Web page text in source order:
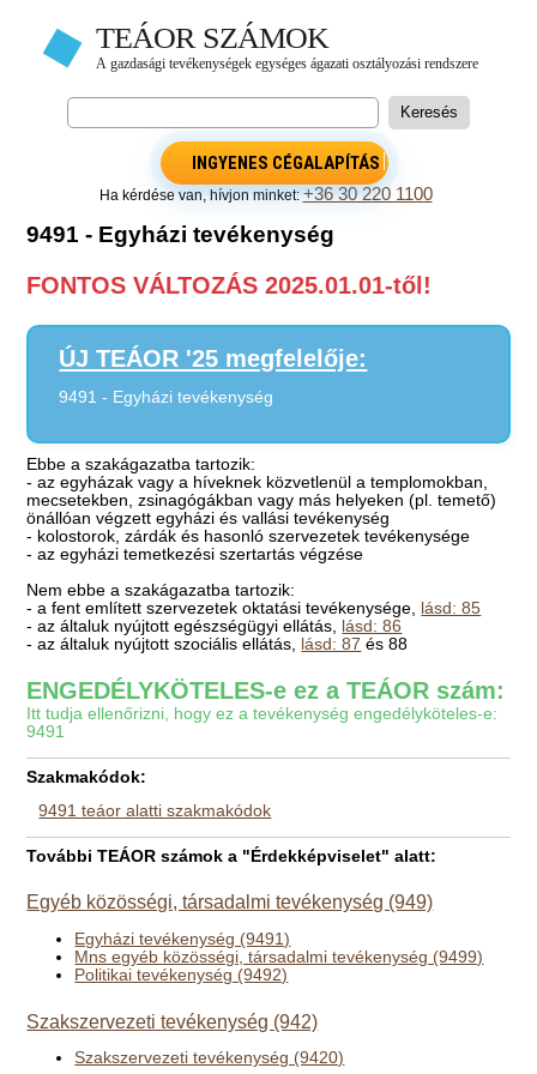
INGYENES CÉGALAPÍTÁS
Ha kérdése van, hívjon minket:+36 30 220 1100
9491 - Egyházi tevékenység
FONTOS VÁLTOZÁS 2025.01.01-től!
ÚJ TEÁOR '25 megfelelője:
9491 - Egyházi tevékenység
Ebbe a szakágazatba tartozik:
- az egyházak vagy a híveknek közvetlenül a templomokban,
mecsetekben, zsinagógákban vagy más helyeken (pl. temető)
önállóan végzett egyházi és vallási tevékenység
- kolostorok, zárdák és hasonló szervezetek tevékenysége
- az egyházi temetkezési szertartás végzése
Nem ebbe a szakágazatba tartozik:
- a fent említett szervezetek oktatási tevékenysége, lásd: 85
- az általuk nyújtott egészségügyi ellátás, lásd: 86
- az általuk nyújtott szociális ellátás, lásd: 87 és 88
ENGEDÉLYKÖTELES-e ez a TEÁOR szám:
Itt tudja ellenőrizni, hogy ez a tevékenység engedélyköteles-e:
9491
Szakmakódok:
9491 teáor alatti szakmakódok
További TEÁOR számok a "Érdekképviselet" alatt:
Egyéb közösségi, társadalmi tevékenység (949)
Egyházi tevékenység (9491)
Mns egyéb közösségi, társadalmi tevékenység (9499)
Politikai tevékenység (9492)
Szakszervezeti tevékenység (942)
Szakszervezeti tevékenység (9420)